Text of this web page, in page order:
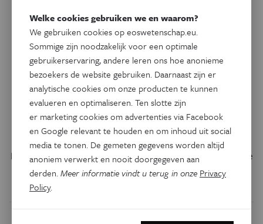
Psyche & Brein
Partydrug helpt je van trauma
af
De actieve stof in XTC kan je, in combinatie met één sessie
psychotherapie, van een posttraumatische stressstoornis
Welke cookies gebruiken we en waarom?
We gebruiken cookies op eoswetenschap.eu.
Sommige zijn noodzakelijk voor een optimale
gebruikerservaring, andere leren ons hoe anonieme
bezoekers de website gebruiken. Daarnaast zijn er
analytische cookies om onze producten te kunnen
evalueren en optimaliseren. Ten slotte zijn
er marketing cookies om advertenties via Facebook
en Google relevant te houden en om inhoud uit social
media te tonen. De gemeten gegevens worden altijd
anoniem verwerkt en nooit doorgegeven aan
derden.Meer informatie vindt u terug in onze Privacy
Policy.